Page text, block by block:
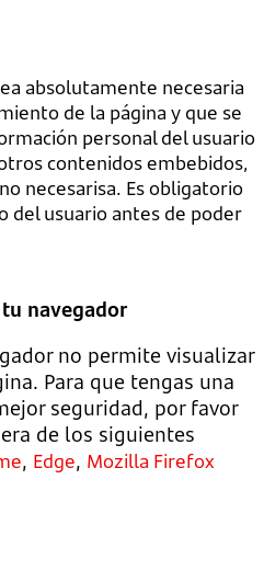
absolutamente necesaria
de la página y que se
personal del usuario
contenidos embebidos,
necesarisa. Es obligatorio
del usuario antes de poder
navegador
no permite visualizar
Para que tengas una
seguridad, por favor
de los siguientes
, Edge, Mozilla Firefox